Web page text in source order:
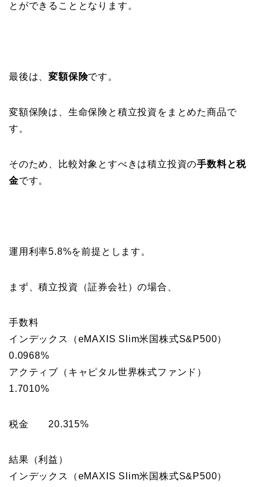
とができることとなります。
最後は、変額保険です。
変額保険は、生命保険と積立投資をまとめた商品で
す。
そのため、比較対象とすべきは積立投資の手数料と税
金です。
運用利率5.8%を前提とします。
まず、積立投資（証券会社）の場合、
手数料
インデックス（eMAXIS Slim米国株式S&P500）
0.0968%
アクティブ（キャピタル世界株式ファンド）
1.7010%
税金 20.315%
結果（利益）
インデックス（eMAXIS Slim米国株式S&P500）